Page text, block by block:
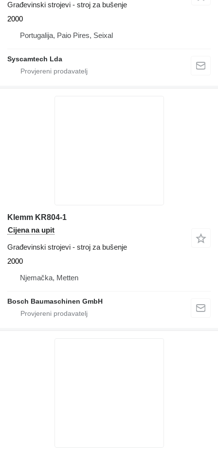
Građevinski strojevi - stroj za bušenje
2000
Portugalija, Paio Pires, Seixal
Syscamtech Lda
Klemm KR804-1
Cijena na upit
Građevinski strojevi - stroj za bušenje
2000
Njemačka, Metten
Bosch Baumaschinen GmbH